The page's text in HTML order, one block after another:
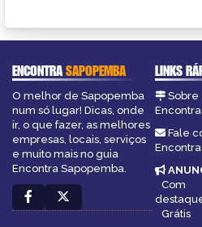
ENCONTRASAPOPEMBA
O melhor de Sapopemba
num só lugar! Dicas, onde
ir, o que fazer, as melhores
empresas, locais, serviços
e muito mais no guia
Encontra Sapopemba.
LINKS
Sobre
Fale
Com
Grátis